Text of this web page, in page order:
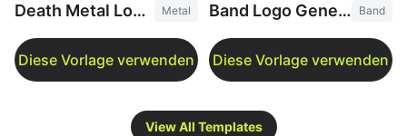
Death Metal Logo Generator Metal Band Logo Generator Band
View All Templates